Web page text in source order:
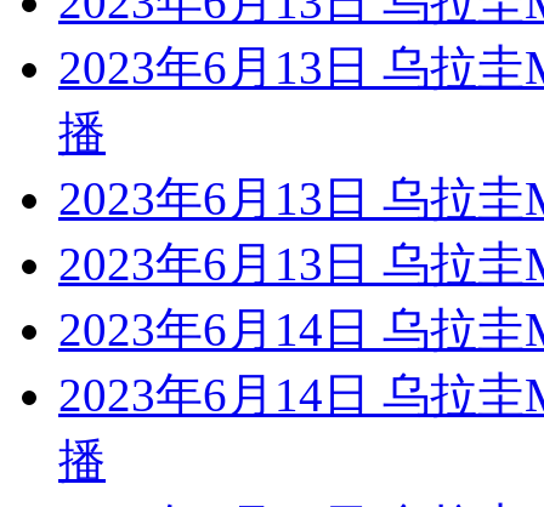
2023年6月13日 乌拉
播
2023年6月13日 乌拉
2023年6月13日 乌拉
2023年6月14日 乌拉
2023年6月14日 乌拉
播